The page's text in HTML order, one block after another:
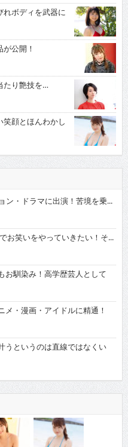
ボディを武器に
公開！
たり艶技を…
顔とほんわかし
・ドラマに出演！苦境を乗...
お笑いをやっていきたい！そ...
馴染み！高学歴芸人として
・漫画・アイドルに精通！
というのは直線ではなくい